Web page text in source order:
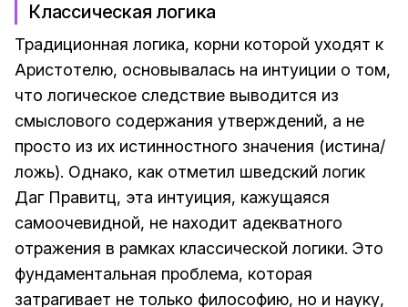
Классическая логика
Традиционная логика, корни которой уходят к
Аристотелю, основывалась на интуиции о том,
что логическое следствие выводится из
смыслового содержания утверждений, а не
просто из их истинностного значения (истина/
ложь). Однако, как отметил шведский логик
Даг Правитц, эта интуиция, кажущаяся
самоочевидной, не находит адекватного
отражения в рамках классической логики. Это
фундаментальная проблема, которая
затрагивает не только философию, но и науку,